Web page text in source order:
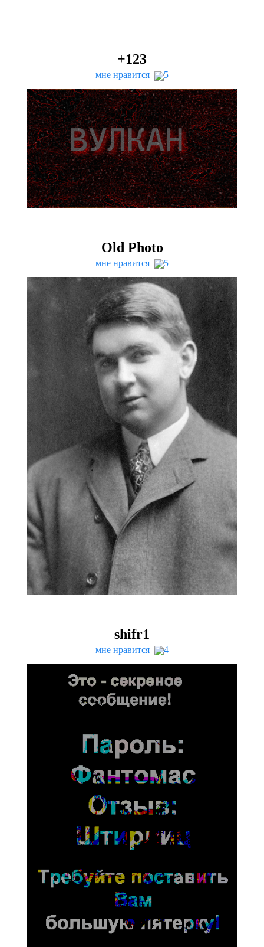
+123
мне нравится 5
Old Photo
мне нравится 5
shifr1
мне нравится 4